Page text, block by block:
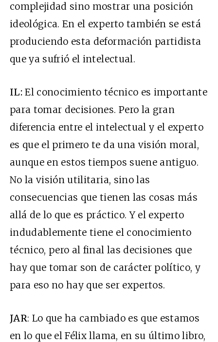
complejidad sino mostrar una posición
ideológica. En el experto también se está
produciendo esta deformación partidista
que ya sufrió el intelectual.
IL: El conocimiento técnico es importante
para tomar decisiones. Pero la gran
diferencia entre el intelectual y el experto
es que el primero te da una visión moral,
aunque en estos tiempos suene antiguo.
No la visión utilitaria, sino las
consecuencias que tienen las cosas más
allá de lo que es práctico. Y el experto
indudablemente tiene el conocimiento
técnico, pero al final las decisiones que
hay que tomar son de carácter político, y
para eso no hay que ser expertos.
JAR: Lo que ha cambiado es que estamos
en lo que el Félix llama, en su último libro,